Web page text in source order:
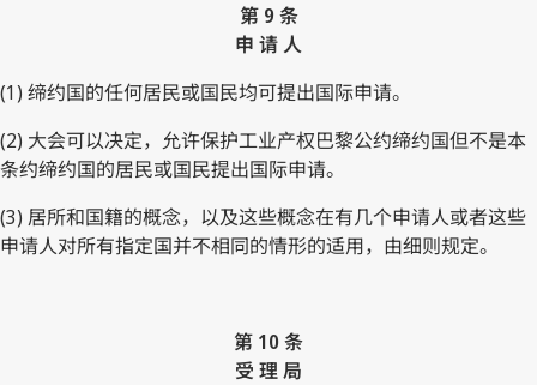
第 9 条
申 请 人
(1) 缔约国的任何居民或国民均可提出国际申请。
(2) 大会可以决定，允许保护工业产权巴黎公约缔约国但不是本
条约缔约国的居民或国民提出国际申请。
(3) 居所和国籍的概念，以及这些概念在有几个申请人或者这些
申请人对所有指定国并不相同的情形的适用，由细则规定。
第 10 条
受 理 局